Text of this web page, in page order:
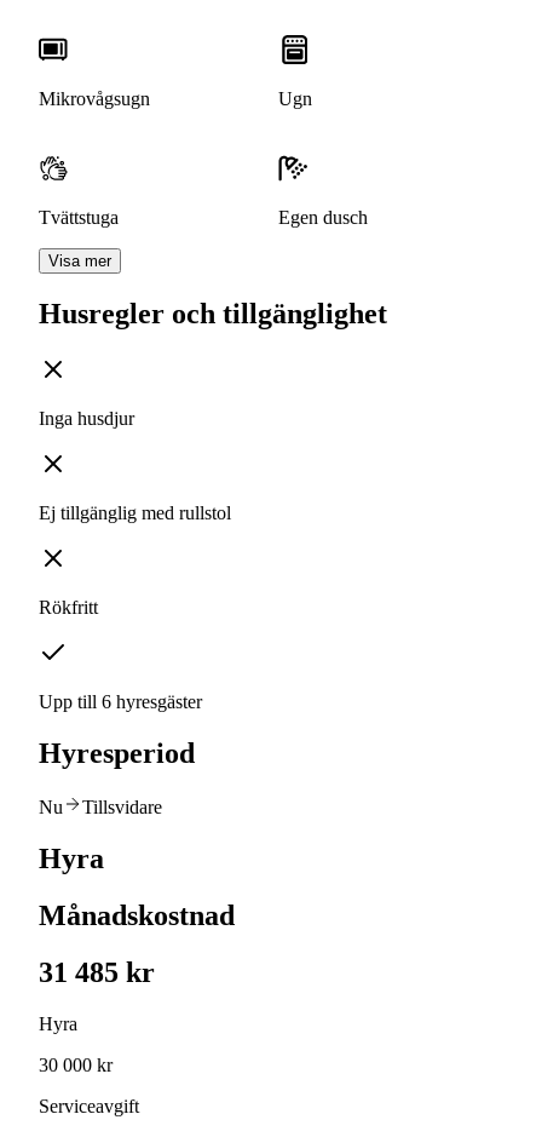
Mikrovågsugn Ugn
Tvättstuga Egen dusch
Visa mer
Husregler och tillgänglighet
Inga husdjur
Ej tillgänglig med rullstol
Rökfritt
Upp till 6 hyresgäster
Hyresperiod
Nu Tillsvidare
Hyra
Månadskostnad
31 485 kr
Hyra
30 000 kr
Serviceavgift